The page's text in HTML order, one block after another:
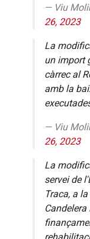
— Viu
26, 2023
La
un import
càrrec al
amb la
— Viu
26, 2023
La
servei de
Traca, a